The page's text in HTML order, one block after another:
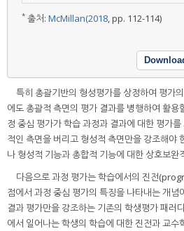
* 출처: McMillan(2018, pp. 112-114)
특히 총괄기반의 형성평가를 상정하여 평가
에도 총괄적 측면의 평가 결과를 병행하여 활용
정 중심 평가가 학습 과정과 결과에 대한 평가
적인 측면을 버리고 형성적 측면만을 강조해야
나 형성적 기능과 총합적 기능에 대한 상호보완
다음으로 과정 평가는 학습에서의 진전
점에서 과정 중심 평가의 특징을 나타내는 개념
결과 평가만을 강조하는 기존의 학생평가 패러
에서 일어나는 학생의 학습에 대한 진전과 교